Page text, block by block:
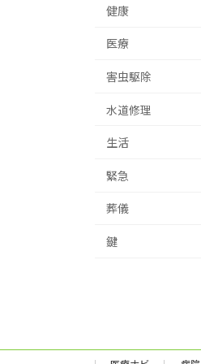
健康
医療
害虫駆除
水道修理
生活
緊急
葬儀
鍵